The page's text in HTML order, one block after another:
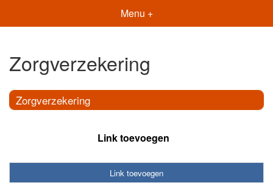
Menu +
Zorgverzekering
Zorgverzekering
Link toevoegen
Link toevoegen